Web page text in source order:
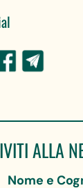
ALLA
Nome e